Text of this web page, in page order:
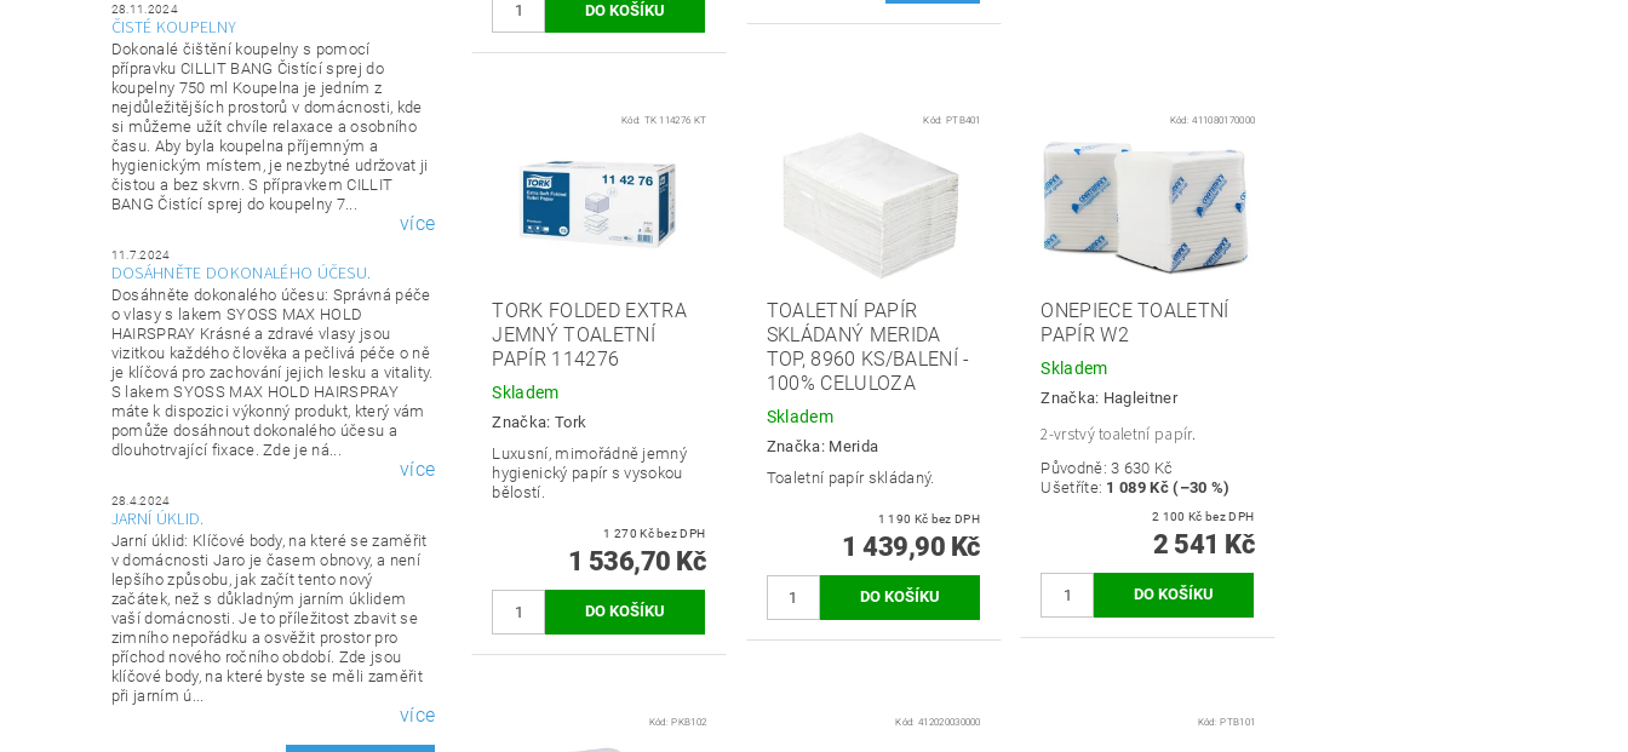
28.11.2024
ČISTÉ KOUPELNY
Dokonalé čištění koupelny s pomocí
přípravku CILLIT BANG Čistící sprej do
koupelny 750 ml Koupelna je jedním z
nejdůležitějších prostorů v domácnosti, kde
si můžeme užít chvíle relaxace a osobního
času. Aby byla koupelna příjemným a
hygienickým místem, je nezbytné udržovat ji
čistou a bez skvrn. S přípravkem CILLIT
BANG Čistící sprej do koupelny 7...
více
11.7.2024
DOSÁHNĚTE DOKONALÉHO ÚČESU.
Dosáhněte dokonalého účesu: Správná péče
o vlasy s lakem SYOSS MAX HOLD
HAIRSPRAY Krásné a zdravé vlasy jsou
vizitkou každého člověka a pečlivá péče o ně
je klíčová pro zachování jejich lesku a vitality.
S lakem SYOSS MAX HOLD HAIRSPRAY
máte k dispozici výkonný produkt, který vám
pomůže dosáhnout dokonalého účesu a
dlouhotrvající fixace. Zde je ná...
více
28.4.2024
JARNÍ ÚKLID.
Jarní úklid: Klíčové body, na které se zaměřit
v domácnosti Jaro je časem obnovy, a není
lepšího způsobu, jak začít tento nový
začátek, než s důkladným jarním úklidem
vaší domácnosti. Je to příležitost zbavit se
zimního nepořádku a osvěžit prostor pro
příchod nového ročního období. Zde jsou
klíčové body, na které byste se měli zaměřit
při jarním ú...
více
Kód: TK 114276 KT
TORK FOLDED EXTRA
JEMNÝ TOALETNÍ
PAPÍR 114276
Skladem
Značka: Tork
Luxusní, mimořádně jemný
hygienický papír s vysokou
bělostí.
1 270 Kč bez DPH
1 536,70 Kč
Kód: PTB401
TOALETNÍ PAPÍR
SKLÁDANÝ MERIDA
TOP, 8960 KS/BALENÍ -
100% CELULOZA
Skladem
Značka: Merida
Toaletní papír skládaný.
1 190 Kč bez DPH
1 439,90 Kč
Kód:411080170000
ONEPIECE TOALETNÍ
PAPÍR W2
Skladem
Značka: Hagleitner
2-vrstvý toaletní papír.
Původně:3 630 Kč
Ušetříte: 1 089 Kč (–30 %)
2 100 Kč bez DPH
2 541 Kč
Kód:PKB102 Kód: 412020030000 Kód:PTB101